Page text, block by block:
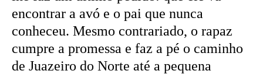
encontrar a avó e o pai que nunca
conheceu. Mesmo contrariado, o rapaz
cumpre a promessa e faz a pé o caminho
de Juazeiro do Norte até a pequena